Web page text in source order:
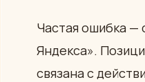
Частая ошибка —
Яндекса».
связана с